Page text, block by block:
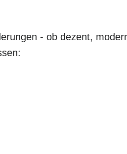
- ob dezent,